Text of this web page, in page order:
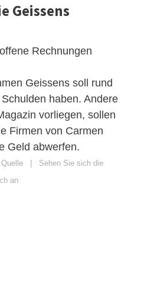
Geissens
Rechnungen
Geissens soll rund
haben. Andere
vorliegen, sollen
Firmen von Carmen
Geld abwerfen.
| Sehen Sie sich die
an